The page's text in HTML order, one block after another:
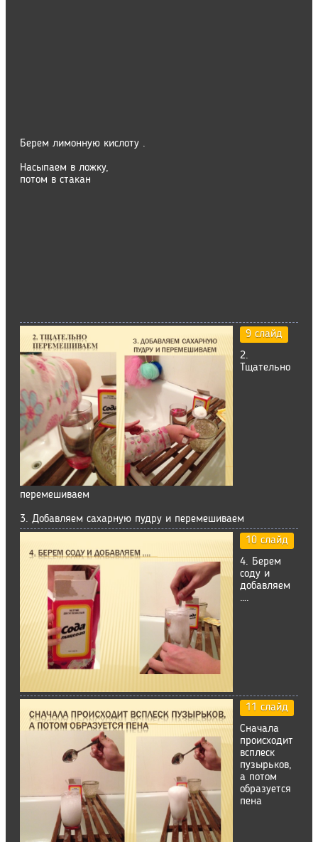
Берем лимонную кислоту .
Насыпаем в ложку,
потом в стакан
9 слайд
2.
Тщательно
перемешиваем
3. Добавляем сахарную пудру и перемешиваем
10 слайд
4. Берем
соду и
добавляем
….
11 слайд
Сначала
происходит
всплеск
пузырьков,
а потом
образуется
пена